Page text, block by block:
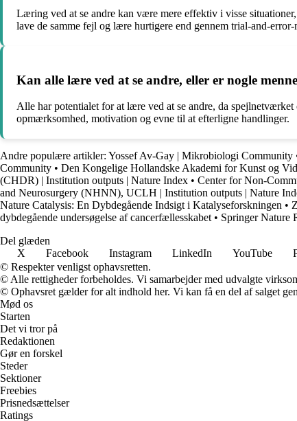
Læring ved at se andre kan være mere effektiv i visse
lave de samme fejl og lære hurtigere end gennem trial-and-error-
Kan alle lære ved at se andre, eller er nogle
Alle har potentialet for at lære ved at se andre, da
opmærksomhed, motivation og evne til at efterligne handlinger.
Andre populære artikler: Yossef Av-Gay | Mikrobiologi Community
Community • Den Kongelige Hollandske Akademi for Kunst og
(CHDR) | Institution outputs | Nature Index • Center for Non-
and Neurosurgery (NHNN), UCLH | Institution outputs | Nature
Nature Catalysis: En Dybdegående Indsigt i Katalyseforskningen •
dybdegående undersøgelse af cancerfællesskabet • Springer Nature
Del glæden
X
Facebook Instagram LinkedIn YouTube
© Respekter venligst ophavsretten.
© Alle rettigheder forbeholdes. Vi samarbejder med udvalgte
© Ophavsret gælder for alt indhold her. Vi kan få en del af salget
Mød os
Starten
Det vi tror på
Redaktionen
Gør en forskel
Steder
Sektioner
Freebies
Prisnedsættelser
Ratings